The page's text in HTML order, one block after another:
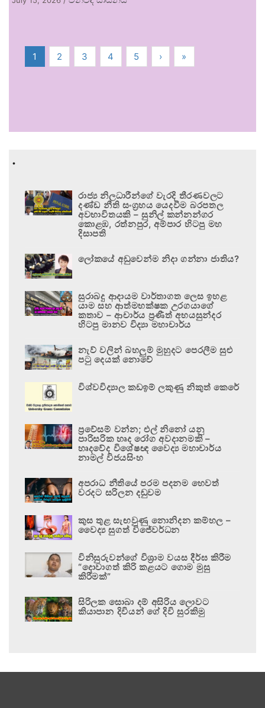
1 2 3 4 5 › »
.
රාජ්‍ය නිලධාරීන්ගේ වැරදි තීරණවලට
දණ්ඩ නීති සංග්‍රහය යෙදවීම බරපතල
අවභාවිතයකි – සුනිල් කන්නන්ගර
කොළඹ, රත්නපුර, අම්පාර හිටපු මහ
දිසාපති
ලෝකයේ අඩුවෙන්ම නිදා ගන්නා ජාතිය?
සුරාබදු ආදායම වාර්තාගත ලෙස ඉහළ
යාම සහ ආත්මභක්ෂක උරගයාගේ
කතාව – ආචාර්ය ප්‍රණීත් අභයසුන්දර
හිටපු මානව විද්‍යා මහාචාර්ය
නැව් වලින් බහලුම් මුහුදට පෙරලීම සුළු
පටු දෙයක් නොවේ
විශ්වවිද්‍යාල කඩඉම් ලකුණු නිකුත් කෙරේ
ප්‍රවේසම් වන්න; එල් නිනෝ යනු
පාරිසරික හෘද රෝග අවදානමකි –
හෘදවේද විශේෂඥ වෛද්‍ය මහාචාර්ය
නාමල් විජයසිංහ
අපරාධ නීතියේ පරම පදනම හෙවත්
වරදට සරිලන දඬුවම
කුස තුළ සැඟවුණු නොනිදන කම්හල –
වෛද්‍ය සුගත් විජේවර්ධන
විනිසුරුවන්ගේ විශ්‍රාම වයස දීර්ඝ කිරීම
“දොවාගත් කිරි කළයට ගොම මුසු
කිරීමක්”
සිරිලක සොබා දම් අසිරිය ලොවට
කියාපාන දිවියන් ගේ දිවි සුරකිමු